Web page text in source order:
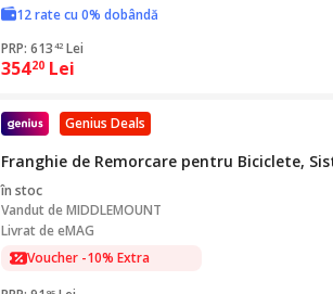
12 rate cu 0% dobândă
PRP: 613 42 Lei
35420 Lei
Genius Deals
Franghie de Remorcare pentru Biciclete,
în stoc
Vandut deMIDDLEMOUNT
Livrat de eMAG
Voucher -10% Extra